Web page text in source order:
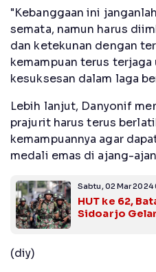
"Kebanggaan ini
semata, namun harus
dan ketekunan dengan
kemampuan terus
kesuksesan dalam laga
Lebih lanjut, Danyonif
prajurit harus terus
kemampuannya agar
medali emas di ajang-
Sabtu, 02 Mar 2024
HUT ke 62,
Sidoarjo
(diy)